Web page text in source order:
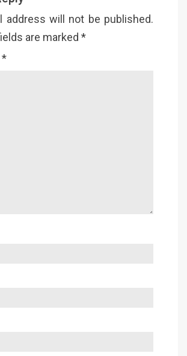
address will not be published.
are marked *
*